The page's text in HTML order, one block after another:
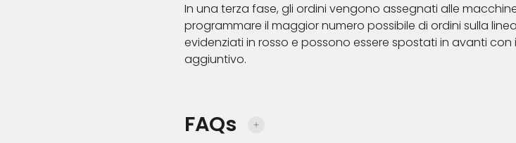
In una terza fase, gli ordini vengono assegnati alle
programmare il maggior numero possibile di ordini sulla
evidenziati in rosso e possono essere spostati in avanti
aggiuntivo.
FAQs